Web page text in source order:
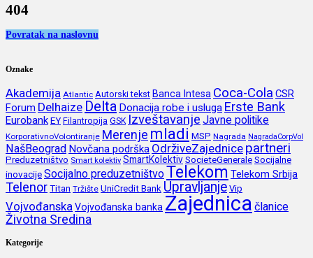
404
Povratak na naslovnu
Oznake
Akademija Atlantic Autorski tekst Banca Intesa Coca-Cola CSR
Forum Delhaize Delta Donacija robe i usluga Erste Bank
EurobankEY Filantropija GSK Izveštavanje Javne politike
KorporativnoVolontiranje Merenje mladi MSP Nagrada NagradaCorpVol
NašBeograd Novčana podrška OdrživeZajednice partneri
Preduzetništvo Smart kolektiv SmartKolektivSocieteGeneraleSocijalne
inovacijeSocijalno preduzetništvoTelekom Telekom Srbija
TelenorTitan Tržište UniCredit Bank Upravljanje Vip
VojvođanskaVojvođanska banka Zajednica članice
Životna Sredina
Kategorije